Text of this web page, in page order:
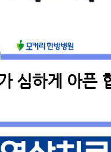
심하게 아픈